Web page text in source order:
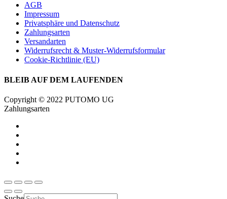
AGB
Impressum
Privatsphäre und Datenschutz
Zahlungsarten
Versandarten
Widerrufsrecht & Muster-Widerrufsformular
Cookie-Richtlinie (EU)
BLEIB AUF DEM LAUFENDEN
Copyright © 2022 PUTOMO UG
Zahlungsarten